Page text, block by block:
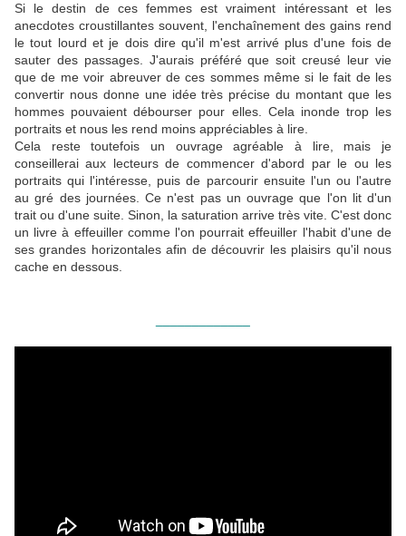
Si le destin de ces femmes est vraiment intéressant et les
anecdotes croustillantes souvent, l'enchaînement des gains rend
le tout lourd et je dois dire qu'il m'est arrivé plus d'une fois de
sauter des passages. J'aurais préféré que soit creusé leur vie
que de me voir abreuver de ces sommes même si le fait de les
convertir nous donne une idée très précise du montant que les
hommes pouvaient débourser pour elles. Cela inonde trop les
portraits et nous les rend moins appréciables à lire.
Cela reste toutefois un ouvrage agréable à lire, mais je
conseillerai aux lecteurs de commencer d'abord par le ou les
portraits qui l'intéresse, puis de parcourir ensuite l'un ou l'autre
au gré des journées. Ce n'est pas un ouvrage que l'on lit d'un
trait ou d'une suite. Sinon, la saturation arrive très vite. C'est donc
un livre à effeuiller comme l'on pourrait effeuiller l'habit d'une de
ses grandes horizontales afin de découvrir les plaisirs qu'il nous
cache en dessous.